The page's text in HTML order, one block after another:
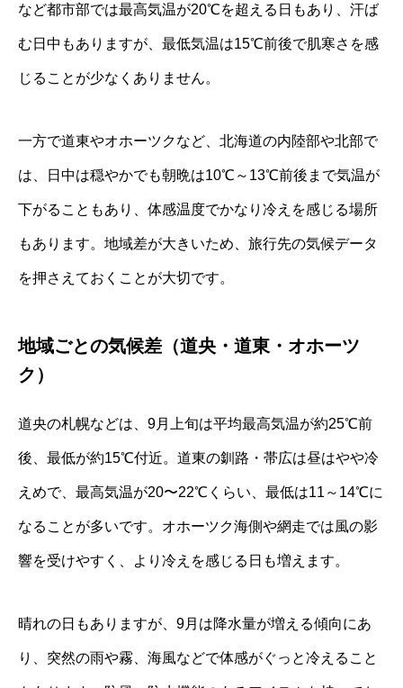
など都市部では最高気温が20℃を超える日もあり、汗ば
む日中もありますが、最低気温は15℃前後で肌寒さを感
じることが少なくありません。
一方で道東やオホーツクなど、北海道の内陸部や北部で
は、日中は穏やかでも朝晩は10℃～13℃前後まで気温が
下がることもあり、体感温度でかなり冷えを感じる場所
もあります。地域差が大きいため、旅行先の気候データ
を押さえておくことが大切です。
地域ごとの気候差（道央・道東・オホーツ
ク）
道央の札幌などは、9月上旬は平均最高気温が約25℃前
後、最低が約15℃付近。道東の釧路・帯広は昼はやや冷
えめで、最高気温が20〜22℃くらい、最低は11～14℃に
なることが多いです。オホーツク海側や網走では風の影
響を受けやすく、より冷えを感じる日も増えます。
晴れの日もありますが、9月は降水量が増える傾向にあ
り、突然の雨や霧、海風などで体感がぐっと冷えること